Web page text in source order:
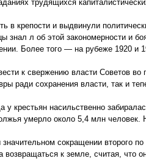
трудящихся
крепости и выдвинули
знал л об этой закономерности и
Более того — на рубеже 1920 и
к свержению власти Советов
ради сохранения власти, так и
крестьян насильственно
умерло около 5,4 млн человек.
сокращении второго
к земле, считая, что